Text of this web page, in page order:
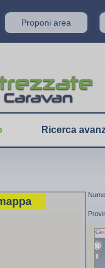
Proponi area
Ricerca